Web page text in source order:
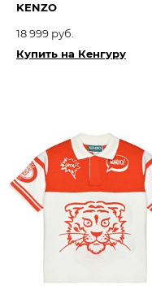
KENZO
18 999 руб.
Купить на Кенгуру